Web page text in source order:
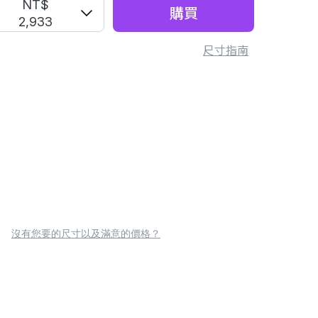
NT$
2,933
購買
尺寸指南
沒有您要的尺寸以及滿意的價格？